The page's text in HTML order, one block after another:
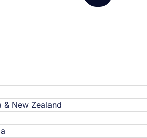
& New Zealand